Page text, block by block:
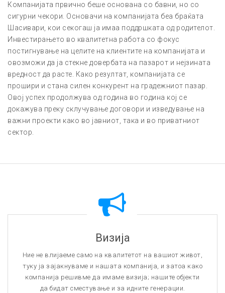
Компанијата првично беше основана со бавни, но со
сигурни чекори. Основачи на компанијата беа браќата
Шасивари, кои секогаш ја имаа поддршката од родителот.
Инвестирањето во квалитетна работа со фокус
постигнување на целите на клиентите на компанијата и
овозможи да ја стекне довербата на пазарот и нејзината
вредност да расте. Како резултат, компанијата се
прошири и стана силен конкурент на градежниот пазар.
Овој успех продолжува од година во година кој се
докажува преку склучување договори и изведување на
важни проекти како во јавниот, така и во приватниот
сектор.
Визија
Ние не влијаеме само на квалитетот на вашиот живот,
туку ја зајакнуваме и нашата компанија, и затоа како
компанија решивме да имаме визија; нашите објекти
да бидат сместување и за идните генерации.